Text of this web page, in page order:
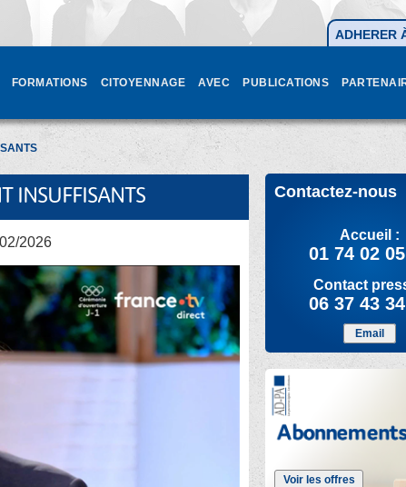
ADHERER
FORMATIONS CITOYENNAGE AVEC PUBLICATIONS
INSUFFISANTS
2026
Contactez-nous
Accueil :
01 74 02
Contact
06 37 43
Email
Voir les offres